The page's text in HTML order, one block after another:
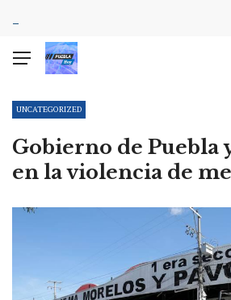
UNCATEGORIZED
Gobierno de Puebla
en la violencia de